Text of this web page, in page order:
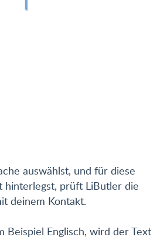
auswählst, und für diese
hinterlegst, prüft LiButler die
deinem Kontakt.
Beispiel Englisch, wird der Text